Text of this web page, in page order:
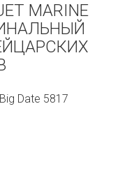
MARINE
Date 5817